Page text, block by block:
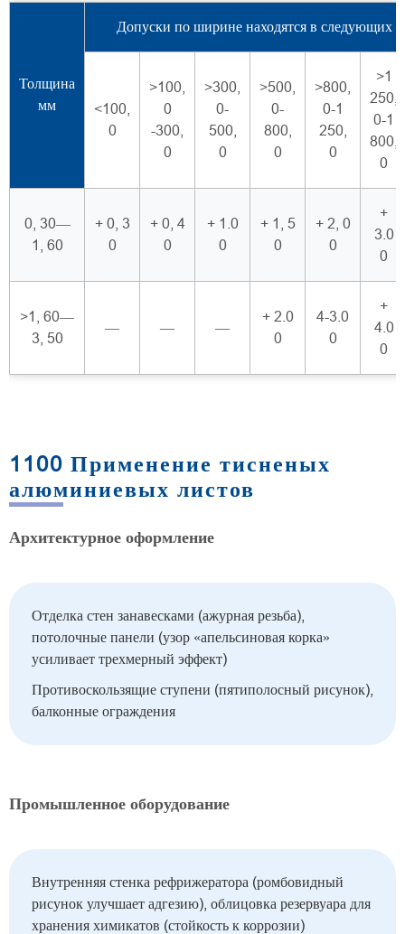
Толщина
мм
Допуски по ширине находятся в следующих
<100,
0
>100,
0
-300,
0
>300,
0-
500,
0
>500,
0-
800,
0
>800,
0-1
250,
0
>1
250,
0-1
800,
0
0, 30—
1, 60
+ 0, 3
0
+ 0, 4
0
+ 1.0
0
+ 1, 5
0
+ 2, 0
0
+
3.0
0
>1, 60—
3, 50
— — —
+ 2.0
0
4-3.0
0
+
4.0
0
1100 Применение тисненых
алюминиевых листов
Архитектурное оформление
Отделка стен занавесками (ажурная резьба),
потолочные панели (узор «апельсиновая корка»
усиливает трехмерный эффект)
Противоскользящие ступени (пятиполосный рисунок),
балконные ограждения
Промышленное оборудование
Внутренняя стенка рефрижератора (ромбовидный
рисунок улучшает адгезию), облицовка резервуара для
хранения химикатов (стойкость к коррозии)